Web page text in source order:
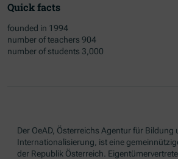
Quick facts
founded in 1994
number of teachers 904
number of students 3,000
Der OeAD, Österreichs Agentur für Bildung
Internationalisierung, ist eine
der Republik Österreich.